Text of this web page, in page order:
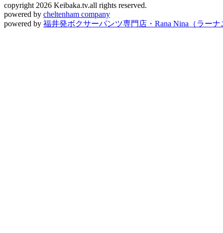
copyright 2026 Keibaka.tv.all rights reserved.
powered by cheltenham company
powered by 福井発ボクサーパンツ専門店・Rana Nina（ラー